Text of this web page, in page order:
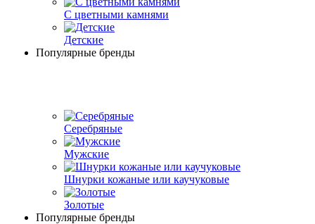
С цветными камнями
Детские
Популярные бренды
Серебряные
Мужские
Шнурки кожаные или каучуковые
Золотые
Популярные бренды